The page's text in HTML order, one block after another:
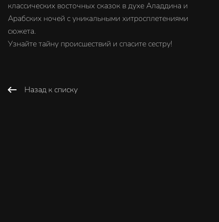
классических восточных сказок в духе Аладдина и
Арабских ночей с уникальными хитросплетениями
сюжета.
Узнайте тайну происшествий и спасите сестру!
Назад к списку